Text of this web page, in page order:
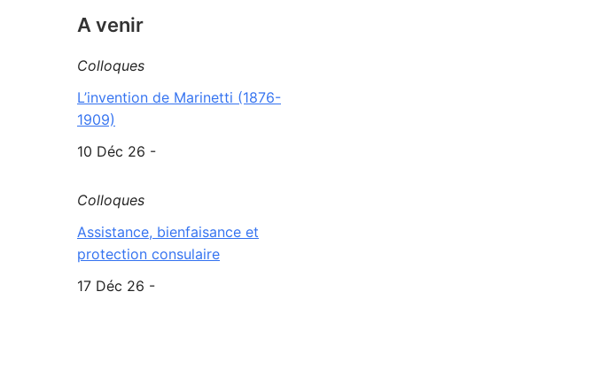
A venir
Colloques
L’invention de Marinetti (1876-
1909)
10 Déc 26 -
Colloques
Assistance, bienfaisance et
protection consulaire
17 Déc 26 -